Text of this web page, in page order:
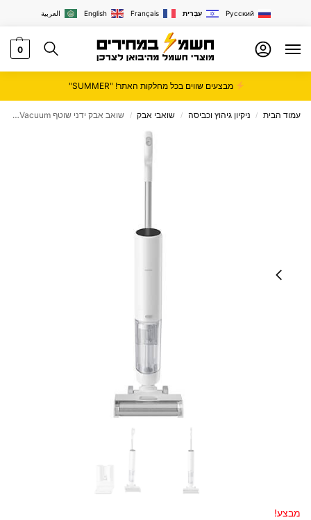
العربية English Français עִבְרִית Русский
0
מבצעים שווים בכל מחלקות האתר! "SUMMER"
עמוד הבית / ניקיון גיהוץ וכביסה / שואבי אבק / שואב אבק ידני שוטף Xiaomi Truclean W10 Ultra Wet Dry Vacuum
מבצע!